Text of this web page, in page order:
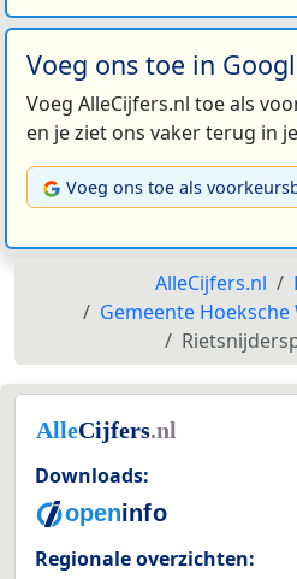
Voeg ons toe in
Voeg AlleCijfers.nl toe als
en je ziet ons vaker terug in
Voeg ons toe als
AlleCijfers.nl
Gemeente Hoeksche
Downloads:
Regionale overzichten: